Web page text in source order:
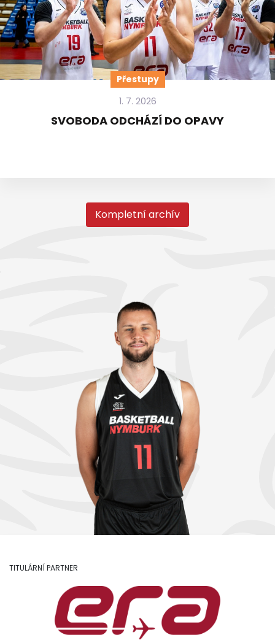
Přestupy
1. 7. 2026
SVOBODA ODCHÁZÍ DO OPAVY
Kompletní archív
TITULÁRNÍ PARTNER